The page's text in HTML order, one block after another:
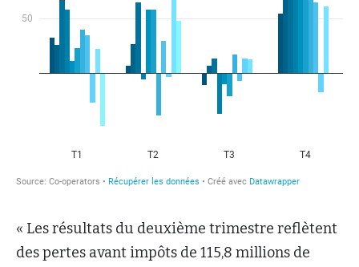
« Les résultats du deuxième trimestre reflètent
des pertes avant impôts de 115,8 millions de